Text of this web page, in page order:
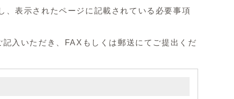
、表示されたページに記載されている必要事項
記入いただき、FAXもしくは郵送にてご提出くだ